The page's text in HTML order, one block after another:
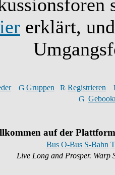
erklärt,
Gruppen
Registrieren
auf der
Bus O-Bus S-Bahn
Live Long and Prosper. Warp